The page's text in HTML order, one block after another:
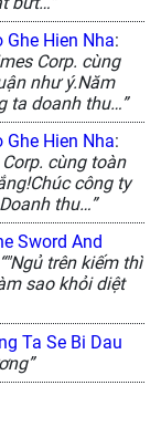
Hien Nha:
Corp. cùng
như ý.Năm
ta doanh thu…”
Hien Nha:
cùng toàn
công ty
thu…”
Sword And
“"Ngủ trên kiếm thì
sao khỏi diệt
Ta Se Bi Dau